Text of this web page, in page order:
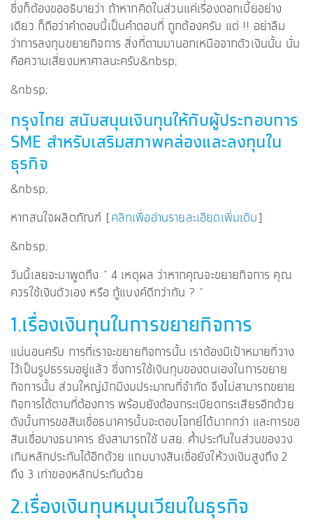
ซึ่งก็ต้องขออธิบายว่า ถ้าหากคิดในส่วนแค่เรื่องดอกเบี้ยอย่าง
เดียว ก็ถือว่าคำตอบนี้เป็นคำตอบที่ ถูกต้องครับ แต่ !! อย่าลืม
ว่าการลงทุนขยายกิจการ สิ่งที่ตามมานอกเหนือจากตัวเงินนั้น นั่น
คือความเสี่ยงมหาศาลนะครับ&nbsp;
&nbsp;
กรุงไทย สนับสนุนเงินทุนให้กับผู้ประกอบการ
SME สำหรับเสริมสภาพคล่องและลงทุนใน
ธุรกิจ
&nbsp;
หากสนใจผลิตภัณฑ์ [คลิกเพื่ออ่านรายละเอียดเพิ่มเติม]
&nbsp;
วันนี้เลยจะมาพูดถึง “ 4 เหตุผล ว่าหากคุณจะขยายกิจการ คุณ
ควรใช้เงินตัวเอง หรือ กู้แบงค์ดีกว่ากัน ? “
1.เรื่องเงินทุนในการขยายกิจการ
แน่นอนครับ การที่เราจะขยายกิจการนั้น เราต้องมีเป้าหมายที่วาง
ไว้เป็นรูปธรรมอยู่แล้ว ซึ่งการใช้เงินทุนของตนเองในการขยาย
กิจการนั้น ส่วนใหญ่มักมีงบประมาณที่จำกัด จึงไม่สามารถขยาย
กิจการได้ตามที่ต้องการ พร้อมยังต้องกระเบียดกระเสียรอีกด้วย
ดังนั้นการขอสินเชื่อธนาคารนั้นจะตอบโจทย์ได้มากกว่า และการขอ
สินเชื่อบางธนาคาร ยังสามารถใช้ บสย. ค้ำประกันในส่วนของวง
เกินหลักประกันได้อีกด้วย แถมบางสินเชื่อยังให้วงเงินสูงถึง 2
ถึง 3 เท่าของหลักประกันด้วย
2.เรื่องเงินทุนหมุนเวียนในธุรกิจ